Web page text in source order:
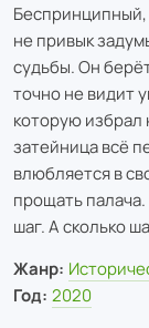
не привык
судьбы. Он
точно не видит
которую избрал
затейница всё
влюбляется в
прощать
шаг. А сколько
Жанр:
Год: 2020